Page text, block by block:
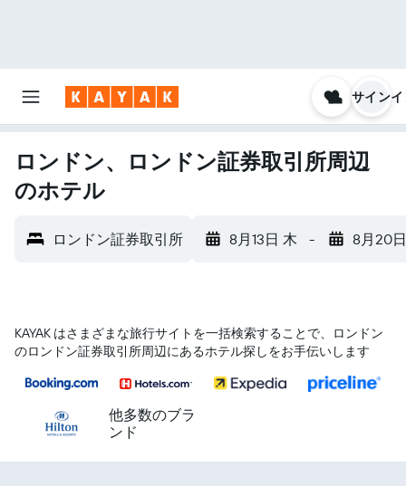
サイン
ロンドン、ロンドン証券取引所周辺
のホテル
ロンドン証券取引所 8月13日 木 - 8月20
KAYAK はさまざまな旅行サイトを一括検索することで、ロンドン​
のロンドン証券取引所​周辺にあるホテル探しをお手伝いします
他多数のブラ
ンド